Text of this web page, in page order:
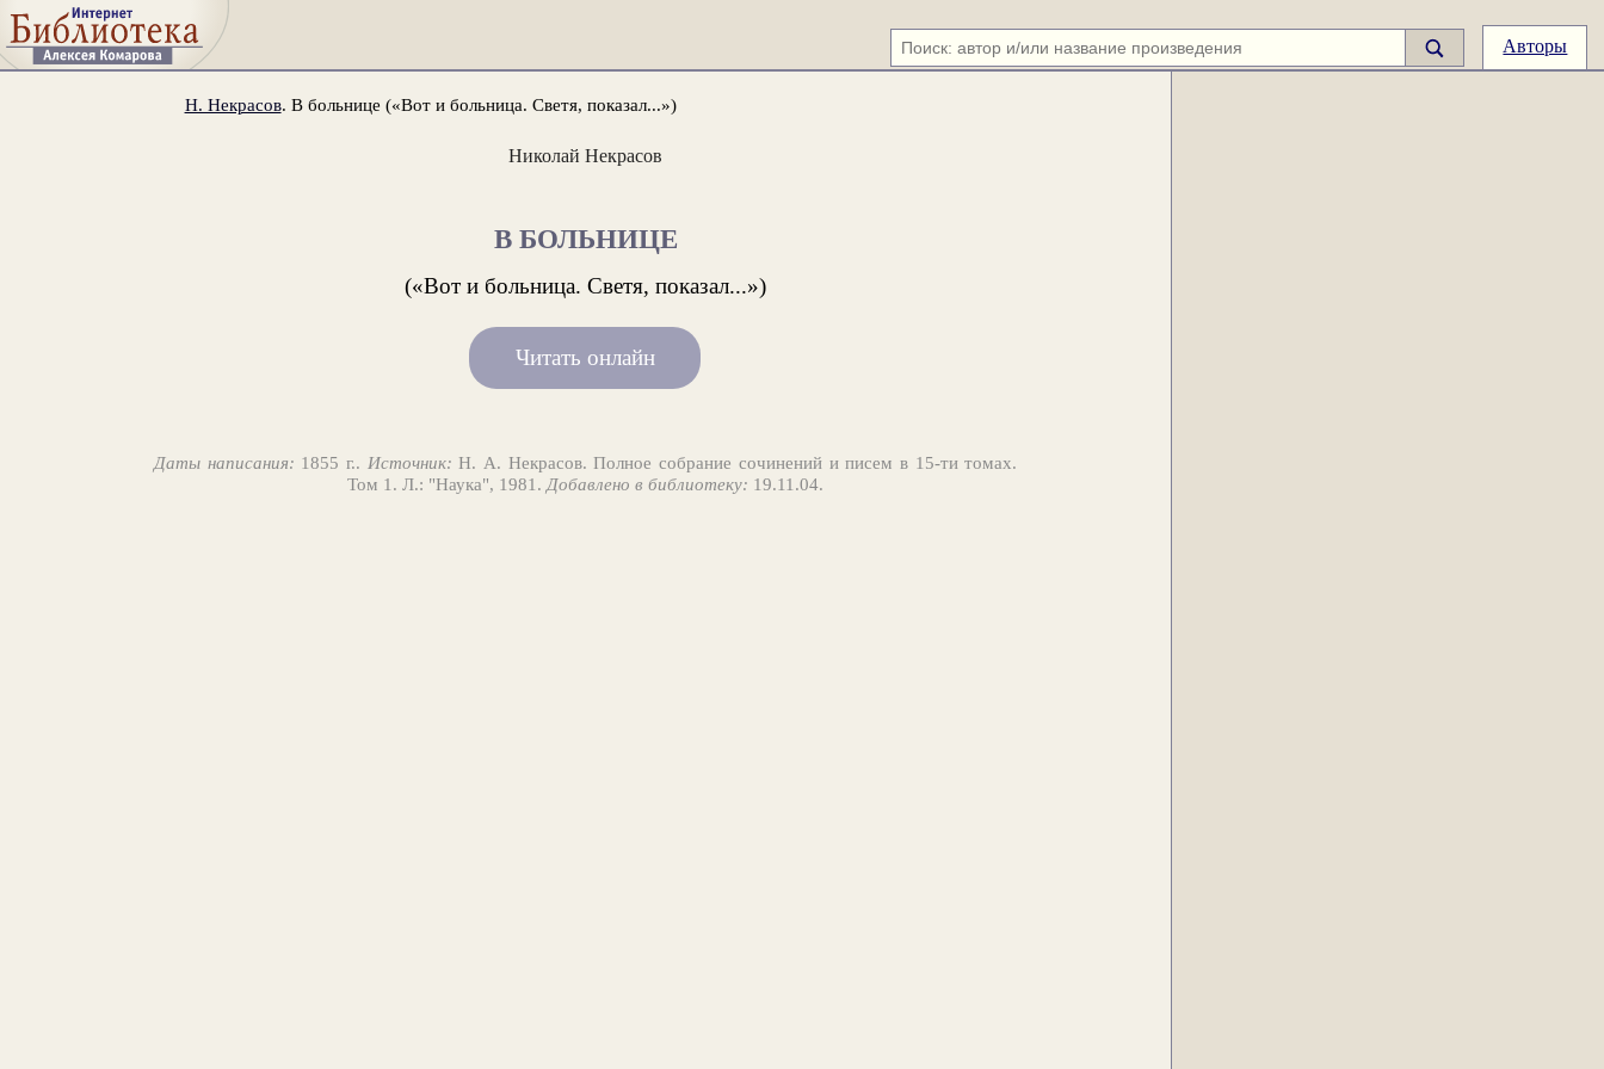
Авторы
Н. Некрасов. В больнице («Вот и больница. Светя, показал...»)
Николай Некрасов
В БОЛЬНИЦЕ
(«Вот и больница. Светя, показал...»)
Читать онлайн
Даты написания: 1855 г.. Источник: Н. А. Некрасов. Полное собрание сочинений и писем в 15-ти томах.
Том 1. Л.: "Наука", 1981. Добавлено в библиотеку: 19.11.04.